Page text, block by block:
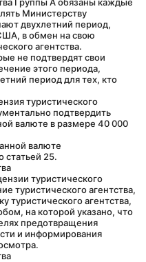
Министерству
двухлетний период,
в обмен на свою
агентства.
этого периода,
период для тех, кто
подтвердить
валюте в размере 40 000
статьей 25.
туристического агентства,
туристического агентства,
на которой указано, что
предотвращения
и информирования